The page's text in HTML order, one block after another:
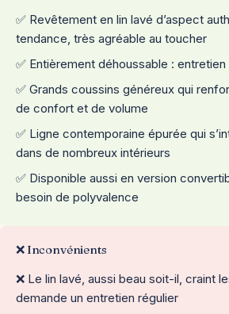
✅ Revêtement en lin lavé d’aspect
tendance, très agréable au toucher
✅ Entièrement déhoussable :
✅ Grands coussins généreux qui
de confort et de volume
✅ Ligne contemporaine épurée qui
dans de nombreux intérieurs
✅ Disponible aussi en version
besoin de polyvalence
❌ Inconvénients
❌ Le lin lavé, aussi beau soit-il, craint
demande un entretien régulier